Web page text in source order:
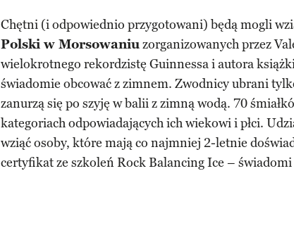
Chętni (i odpowiednio przygotowani) będą mogli
Polski w Morsowaniuzorganizowanych przez
wielokrotnego rekordzistę Guinnessa i autora
świadomie obcować z zimnem. Zwodnicy ubrani
zanurzą się po szyję w balii z zimną wodą. 70
kategoriach odpowiadających ich wiekowi i płci.
wziąć osoby, które mają co najmniej 2-letnie
certyfikat ze szkoleń Rock Balancing Ice – świadomi